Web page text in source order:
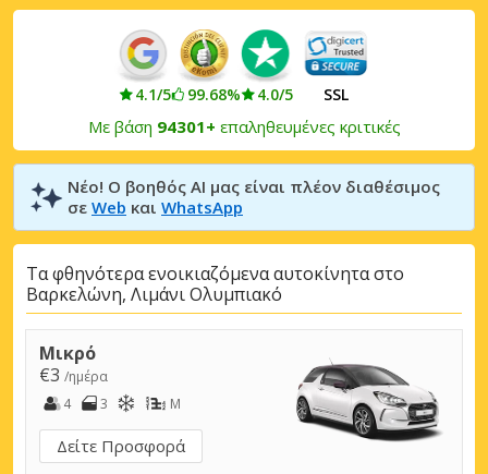
4.1/5 99.68% 4.0/5 SSL
Με βάση 94301+ επαληθευμένες κριτικές
Νέο! Ο βοηθός AI μας είναι πλέον διαθέσιμος
σε Web και WhatsApp
Τα φθηνότερα ενοικιαζόμενα αυτοκίνητα στο
Βαρκελώνη, Λιμάνι Ολυμπιακό
Μικρό
€3 /ημέρα
4
3 M
Δείτε Προσφορά